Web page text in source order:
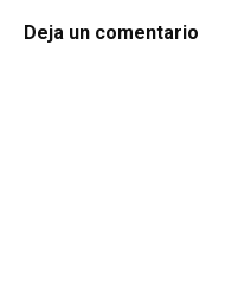
Deja un comentario